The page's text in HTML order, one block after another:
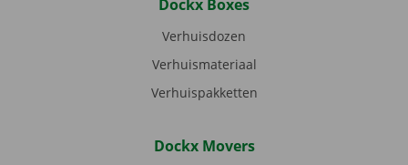
Dockx Boxes
Verhuisdozen
Verhuismateriaal
Verhuispakketten
Dockx Movers